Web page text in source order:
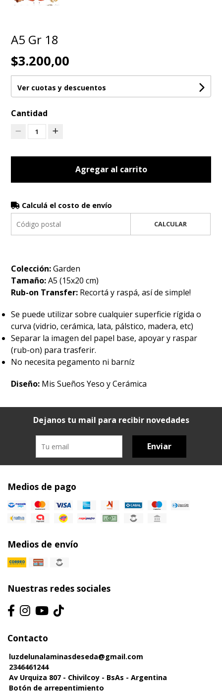
A5 Gr 18
$3.200,00
Ver cuotas y descuentos
Cantidad
1
Agregar al carrito
Calculá el costo de envío
CALCULAR
Colección:Garden
Tamaño:A5 (15x20 cm)
Rub-on Transfer: Recortá y raspá, así de simple!
Se puede utilizar sobre cualquier superficie rígida o
curva (vidrio, cerámica, lata, pálstico, madera, etc)
Separar la imagen del papel base, apoyar y raspar
(rub-on) para trasferir.
No necesita pegamento ni barníz
Diseño: Mis Sueños Yeso y Cerámica
Dejanos tu mail para recibir novedades
Enviar
Medios de pago
Medios de envío
Nuestras redes sociales
Contacto
luzdelunalaminasdeseda@gmail.com
2346461244
Av Urquiza 807 - Chivilcoy - BsAs - Argentina
Botón de arrepentimiento